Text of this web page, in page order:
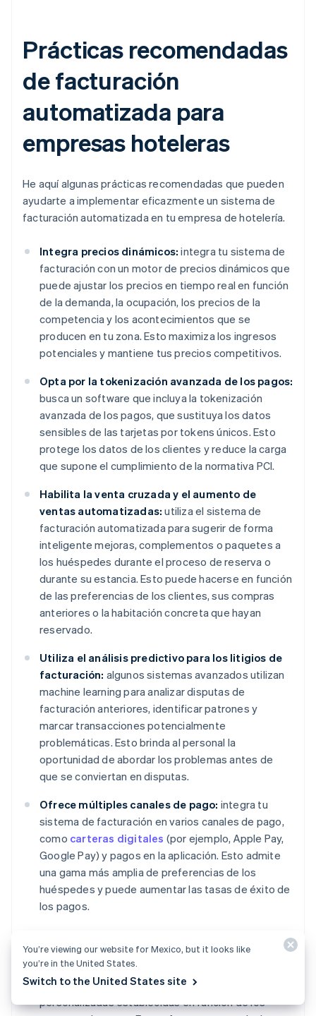
Prácticas recomendadas
de facturación
automatizada para
empresas hoteleras
He aquí algunas prácticas recomendadas que pueden
ayudarte a implementar eficazmente un sistema de
facturación automatizada en tu empresa de hotelería.
Integra precios dinámicos: integra tu sistema de
facturación con un motor de precios dinámicos que
puede ajustar los precios en tiempo real en función
de la demanda, la ocupación, los precios de la
competencia y los acontecimientos que se
producen en tu zona. Esto maximiza los ingresos
potenciales y mantiene tus precios competitivos.
Opta por la tokenización avanzada de los pagos:
busca un software que incluya la tokenización
avanzada de los pagos, que sustituya los datos
sensibles de las tarjetas por tokens únicos. Esto
protege los datos de los clientes y reduce la carga
que supone el cumplimiento de la normativa PCI.
Habilita la venta cruzada y el aumento de
ventas automatizadas: utiliza el sistema de
facturación automatizada para sugerir de forma
inteligente mejoras, complementos o paquetes a
los huéspedes durante el proceso de reserva o
durante su estancia. Esto puede hacerse en función
de las preferencias de los clientes, sus compras
anteriores o la habitación concreta que hayan
reservado.
Utiliza el análisis predictivo para los litigios de
facturación: algunos sistemas avanzados utilizan
machine learning para analizar disputas de
facturación anteriores, identificar patrones y
marcar transacciones potencialmente
problemáticas. Esto brinda al personal la
oportunidad de abordar los problemas antes de
que se conviertan en disputas.
Ofrece múltiples canales de pago: integra tu
sistema de facturación en varios canales de pago,
como carteras digitales (por ejemplo, Apple Pay,
Google Pay) y pagos en la aplicación. Esto admite
una gama más amplia de preferencias de los
huéspedes y puede aumentar las tasas de éxito de
los pagos.
dispones de un programa de fidelización, intégralo
en tu sistema de facturación para la acumulación
automática de puntos, canje y ofertas
personalizadas establecidas en función de los
You’re viewing our website for Mexico, but it looks like
you’re in the United States.
Switch to the United States site